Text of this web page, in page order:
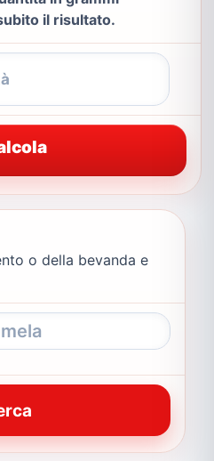
il risultato.
o della bevanda e